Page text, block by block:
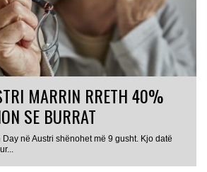
MARRIN RRETH 40%
SE BURRAT
në Austri shënohet më 9 gusht. Kjo datë